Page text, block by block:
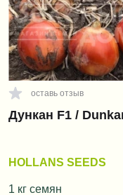
оставь отзыв
Дункан F1 /
HOLLANS SEEDS
1 кг семян